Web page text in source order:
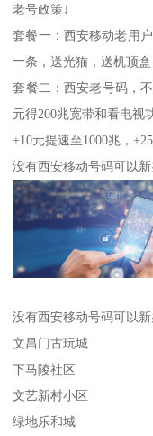
老号政策↓
套餐一：西安移动老用
一条，送光猫，送机顶盒
套餐二：西安老号码，
元得200兆宽带和看电视
+10元提速至1000兆，
没有西安移动号码可以
没有西安移动号码可以
文昌门古玩城
下马陵社区
文艺新村小区
绿地乐和城